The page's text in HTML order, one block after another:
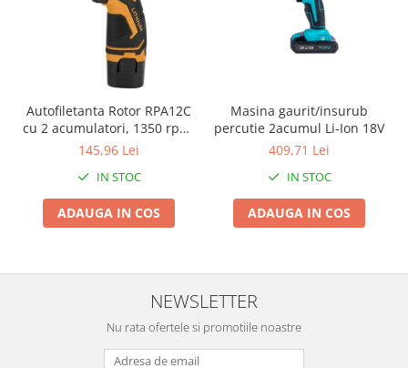
Masini de maturat manuale
Masini batut stalpi
Pentru Casa si Camping
Aragaze, plite, piese butelii de
voiaj
Accesorii aragaze & butelii
Pirostrii si accesorii pentru gatit
Plite & aragaze
Conectori/doze
Autofiletanta Rotor RPA12C
cu 2 acumulatori, 1350 rpm,
12 V
145,96 Lei
IN STOC
ADAUGA IN COS
Masina gaurit/insurub
percutie 2acumul Li-Ion 18V
409,71 Lei
IN STOC
ADAUGA IN COS
NEWSLETTER
Nu rata ofertele si promotiile noastre